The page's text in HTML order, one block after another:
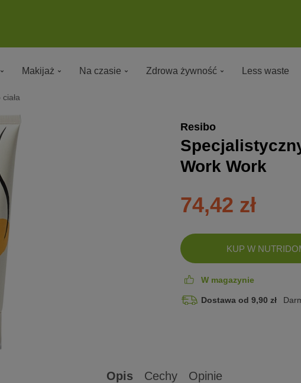
Makijaż Na czasie Zdrowa żywność Less waste
Resibo
Work Work
74,42 zł
KUP W
W magazynie
Dostawa od 9,90 zł
Opis Cechy Opinie